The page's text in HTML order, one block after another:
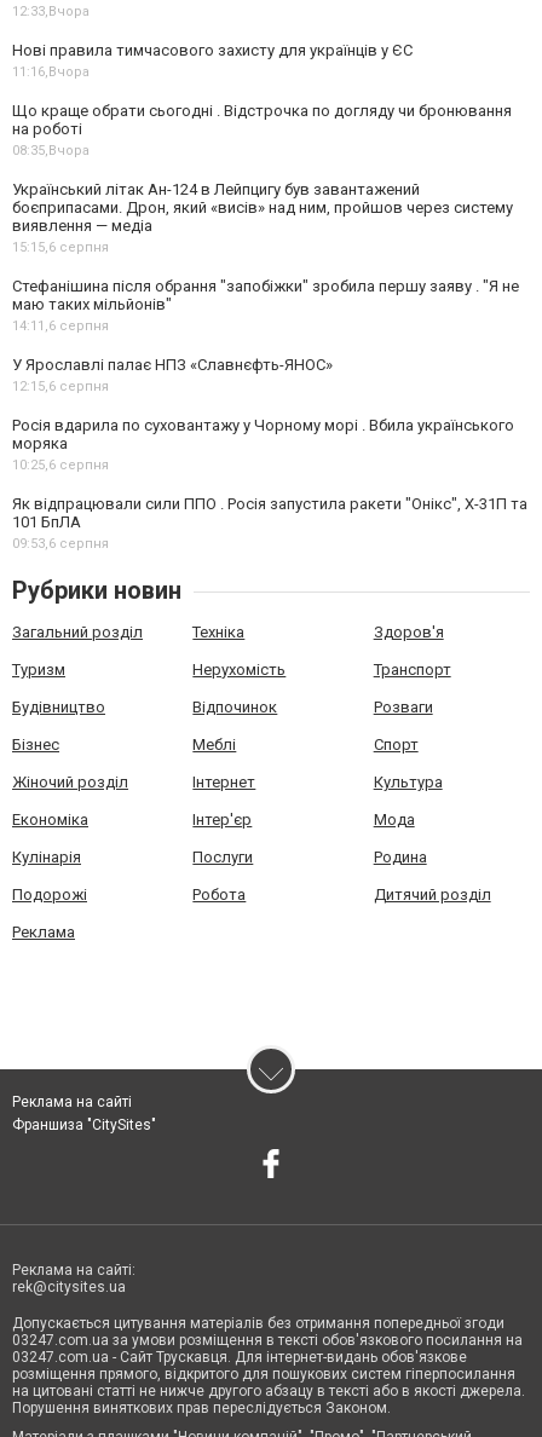
12:33,Вчора
Нові правила тимчасового захисту для українців у ЄС
11:16,Вчора
Що краще обрати сьогодні . Відстрочка по догляду чи бронювання
на роботі
08:35,Вчора
Український літак Ан-124 в Лейпцигу був завантажений
боєприпасами. Дрон, який «висів» над ним, пройшов через систему
виявлення — медіа
15:15,6 серпня
Стефанішина після обрання "запобіжки" зробила першу заяву . "Я не
маю таких мільйонів"
14:11,6 серпня
У Ярославлі палає НПЗ «Славнєфть-ЯНОС»
12:15,6 серпня
Росія вдарила по суховантажу у Чорному морі . Вбила українського
моряка
10:25,6 серпня
Як відпрацювали сили ППО . Росія запустила ракети "Онікс", Х-31П та
101 БпЛА
09:53,6 серпня
Рубрики новин
Загальний розділ Техніка Здоров'я
Туризм Нерухомість Транспорт
Будівництво Відпочинок Розваги
Бізнес Меблі Спорт
Жіночий розділ Інтернет Культура
Економіка Інтер'єр Мода
Кулінарія Послуги Родина
Подорожі Робота Дитячий розділ
Реклама
Реклама на сайті
Франшиза "CitySites"
Реклама на сайті:
rek@citysites.ua
Допускається цитування матеріалів без отримання попередньої згоди
03247.com.ua за умови розміщення в тексті обов'язкового посилання на
03247.com.ua - Сайт Трускавця. Для інтернет-видань обов'язкове
розміщення прямого, відкритого для пошукових систем гіперпосилання
на цитовані статті не нижче другого абзацу в тексті або в якості джерела.
Порушення виняткових прав переслідується Законом.